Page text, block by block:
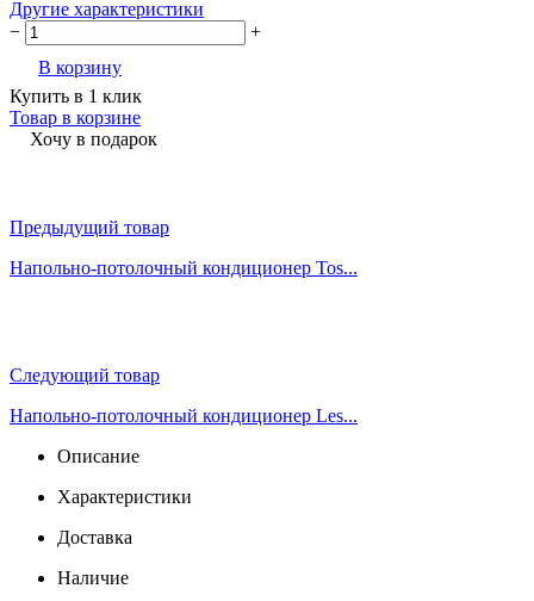
Другие характеристики
−
+
В корзину
Купить в 1 клик
Товар в корзине
Хочу в подарок
Предыдущий товар
Напольно-потолочный кондиционер Tos...
Следующий товар
Напольно-потолочный кондиционер Les...
Описание
Характеристики
Доставка
Наличие